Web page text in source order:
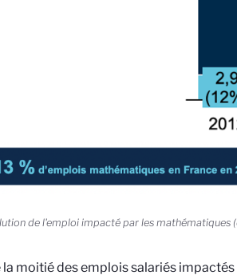
de l'emploi impacté par les mathématiques
la moitié des emplois salariés